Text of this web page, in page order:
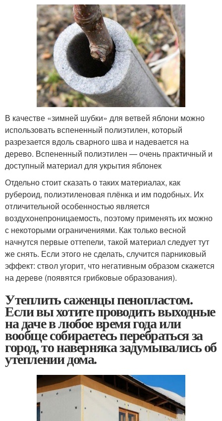
В качестве «зимней шубки» для ветвей яблони можно
использовать вспененный полиэтилен, который
разрезается вдоль сварного шва и надевается на
дерево. Вспененный полиэтилен — очень практичный и
доступный материал для укрытия яблонек
Отдельно стоит сказать о таких материалах, как
рубероид, полиэтиленовая плёнка и им подобных. Их
отличительной особенностью является
воздухонепроницаемость, поэтому применять их можно
с некоторыми ограничениями. Как только весной
начнутся первые оттепели, такой материал следует тут
же снять. Если этого не сделать, случится парниковый
эффект: ствол угорит, что негативным образом скажется
на дереве (появятся грибковые образования).
Утеплить саженцы пенопластом.
Если вы хотите проводить выходные
на даче в любое время года или
вообще собираетесь перебраться за
город, то наверняка задумывались об
утеплении дома.